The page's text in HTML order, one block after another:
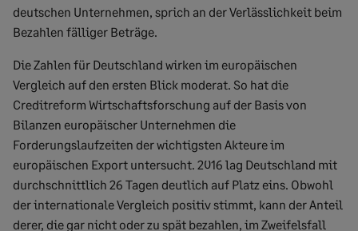
deutschen Unternehmen, sprich an der Verlässlichkeit beim
Bezahlen fälliger Beträge.
Die Zahlen für Deutschland wirken im europäischen
Vergleich auf den ersten Blick moderat. So hat die
Creditreform Wirtschaftsforschung auf der Basis von
Bilanzen europäischer Unternehmen die
Forderungslaufzeiten der wichtigsten Akteure im
europäischen Export untersucht. 2016 lag Deutschland mit
durchschnittlich 26 Tagen deutlich auf Platz eins. Obwohl
der internationale Vergleich positiv stimmt, kann der Anteil
derer, die gar nicht oder zu spät bezahlen, im Zweifelsfall